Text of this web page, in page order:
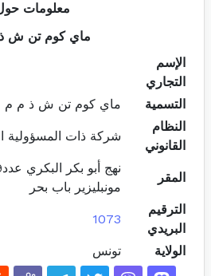
معلومات
ماي كوم تن ش
الإسم
التجاري
التسمية
ماي كوم تن ش ذ م م
النظام
القانوني
شركة ذات المسؤولية
المقر
مونبليزير باب بحر
الترقيم
البريدي
1073
الولاية تونس